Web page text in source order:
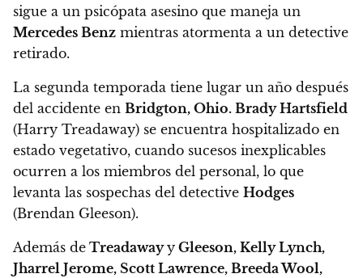
sigue a un psicópata asesino que maneja un
Mercedes Benz mientras atormenta a un detective
retirado.
La segunda temporada tiene lugar un año después
del accidente en Bridgton, Ohio. Brady Hartsfield
(Harry Treadaway) se encuentra hospitalizado en
estado vegetativo, cuando sucesos inexplicables
ocurren a los miembros del personal, lo que
levanta las sospechas del detective Hodges
(Brendan Gleeson).
Además de Treadawayy Gleeson, Kelly Lynch,
Jharrel Jerome, Scott Lawrence, Breeda Wool,